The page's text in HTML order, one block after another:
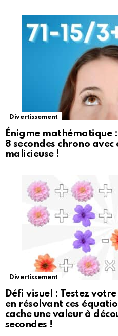
Divertissement
Énigme mathématique
8 secondes chrono
malicieuse !
Divertissement
Défi visuel : Testez
en résolvant ces
cache une valeur à
secondes !